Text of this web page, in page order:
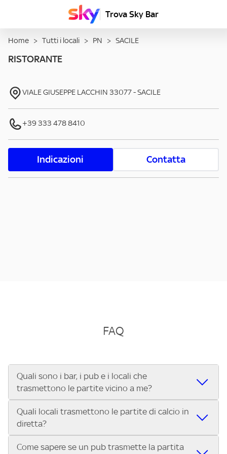
Trova Sky Bar
Home > Tutti i locali > PN > SACILE
RISTORANTE
VIALE GIUSEPPE LACCHIN 33077-SACILE
+39 333 478 8410
Indicazioni Contatta
FAQ
Quali sono i bar, i pub e i locali che
trasmettono le partite vicino a me?
Se cerchi un bar, pub, ristorante o locale vicino a te per
vedere le partite di Serie A ENILIVE, la Serie C Sky Wifi, la
UEFA Champions League, la UEFA Europa League, la UEFA
Conference League, il Tennis, la Formula 1®, la MotoGP™ e
Quali locali trasmettono le partite di calcio in
diretta?
Vuoi sapere quali bar, pub o ristoranti mostrano le partite
Come sapere se un pub trasmette la partita